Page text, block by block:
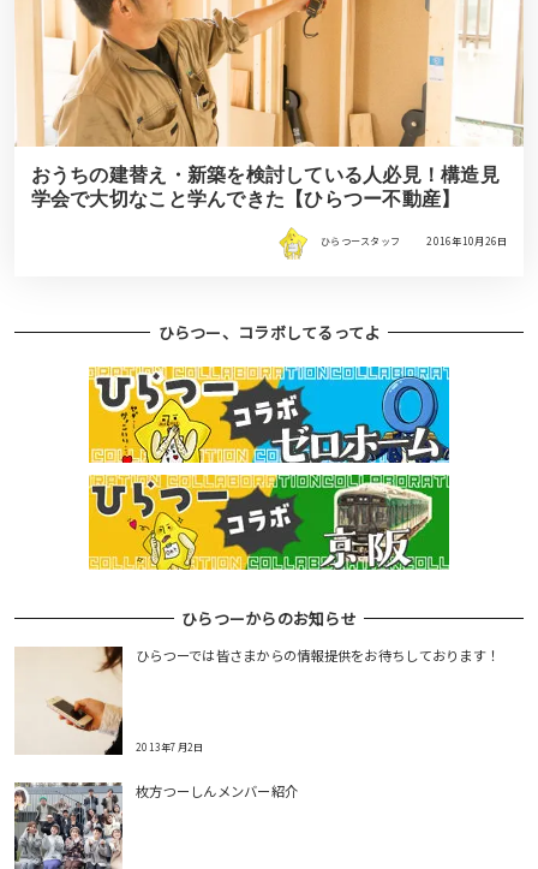
おうちの建替え・新築を検討している人必見！構造見
学会で大切なこと学んできた【ひらつー不動産】
ひらつースタッフ 2016年10月26日
ひらつー、コラボしてるってよ
ひらつーからのお知らせ
ひらつーでは皆さまからの情報提供をお待ちしております！
2013年7月2日
枚方つーしんメンバー紹介